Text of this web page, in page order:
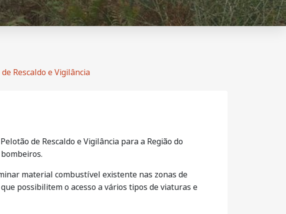
Rescaldo e Vigilância
de Rescaldo e Vigilância para a Região do
material combustível existente nas zonas de
possibilitem o acesso a vários tipos deviaturas e